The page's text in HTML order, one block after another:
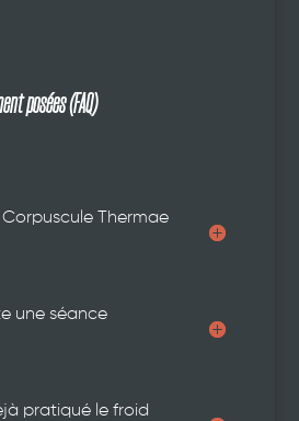
posées (FAQ)
Thermae
une séance
pratiqué le froid